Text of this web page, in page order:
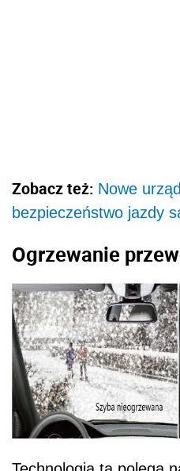
Zobacz też: Nowe
bezpieczeństwo jazdy
Ogrzewanie